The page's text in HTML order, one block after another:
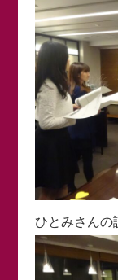
ひとみさんの